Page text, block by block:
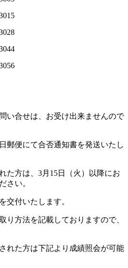
い合せは、お受け出来ませんので
郵便にて合否通知書を発送いたし
た方は、3月15日（火）以降にお
さい。
交付いたします。
り方法を記載しておりますので、
れた方は下記より成績照会が可能